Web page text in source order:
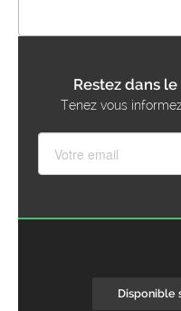
Restez dans
Tenez vous
Disponible